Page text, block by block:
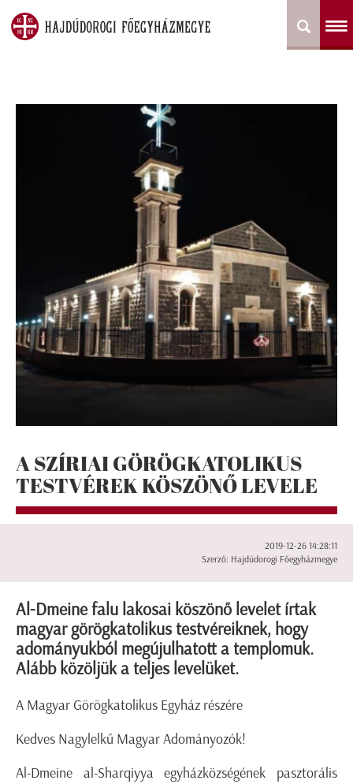
A SZÍRIAI GÖRÖGKATOLIKUS
TESTVÉREK KÖSZÖNŐ LEVELE
2019-12-26 14:28:11
Szerző: Hajdúdorogi Főegyházmegye
Al-Dmeine falu lakosai köszönő levelet írtak
magyar görögkatolikus testvéreiknek, hogy
adományukból megújulhatott a templomuk.
Alább közöljük a teljes levelüket.
A Magyar Görögkatolikus Egyház részére
Kedves Nagylelkű Magyar Adományozók!
Al-Dmeine al-Sharqiyya egyházközségének pasztorális